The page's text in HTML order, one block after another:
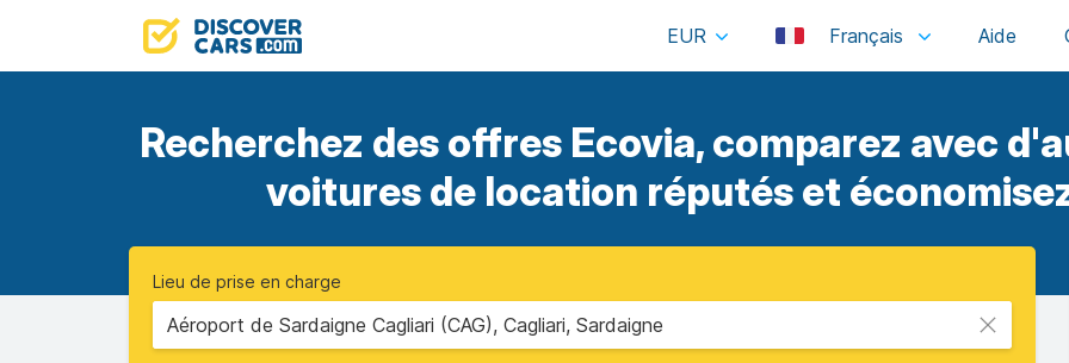
EUR Français
Recherchez des offres Ecovia, comparez avec
voitures de location réputés et
Lieu de prise en charge
Aéroport de Sardaigne Cagliari (CAG), Cagliari, Sardaigne